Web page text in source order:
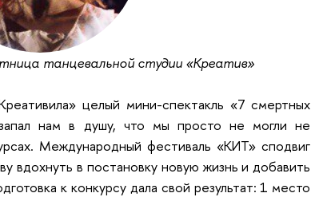
танцевальной студии «Креатив»
целый мини-спектакль «7 смертных
нам в душу, что мы просто не могли не
Международный фестиваль «КИТ» сподвиг
вдохнуть в постановку новую жизнь и добавить
к конкурсу дала свой результат: 1 место